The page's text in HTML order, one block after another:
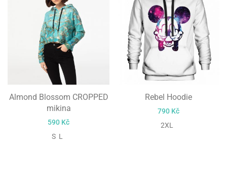
Almond Blossom CROPPED
mikina
590 Kč
S L
Rebel Hoodie
790 Kč
2XL